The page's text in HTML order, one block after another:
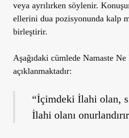
veya ayrılırken söylenir.
ellerini dua pozisyonunda kalp
birleştirir.
Aşağıdaki cümlede Namaste
açıklanmaktadır:
“İçimdeki İlahi olan,
İlahi olanı